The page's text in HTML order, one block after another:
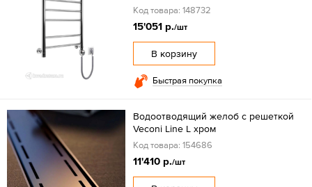
Код товара: 148732
15'051 р./шт
В корзину
Быстрая покупка
Водоотводящий желоб с решеткой
Veconi Line L хром
Код товара: 154686
11'410 р./шт